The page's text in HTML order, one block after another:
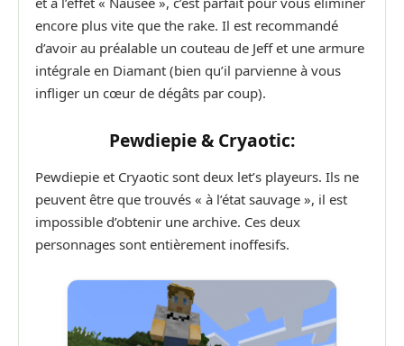
encore plus vite que the rake. Il est recommandé
d’avoir au préalable un couteau de Jeff et une armure
intégrale en Diamant (bien qu’il parvienne à vous
infliger un cœur de dégâts par coup).
Pewdiepie & Cryaotic:
Pewdiepie et Cryaotic sont deux let’s playeurs. Ils ne
peuvent être que trouvés « à l’état sauvage », il est
impossible d’obtenir une archive. Ces deux
personnages sont entièrement inoffesifs.